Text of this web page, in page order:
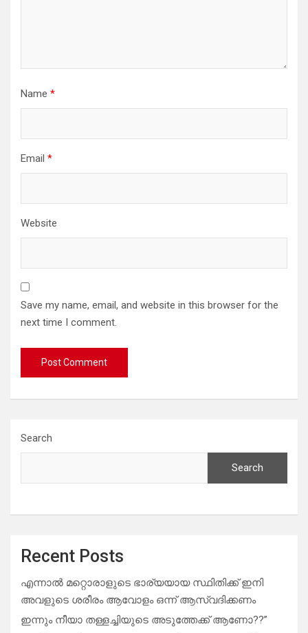
Name *
Email *
Website
Save my name, email, and website in this browser for the
next time I comment.
Search
Search
Recent Posts
എന്നാൽ മറ്റൊരാളുടെ ഭാര്യയായ സ്ഥിതിക്ക് ഇനി
അവളുടെ ശരീരം ആവോളം ഒന്ന് ആസ്വദിക്കണം
ഇന്നും നീയാ തള്ളച്ചിയുടെ അടുത്തേക്ക് ആണോ??”